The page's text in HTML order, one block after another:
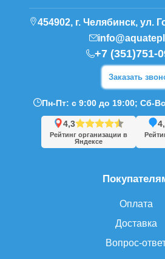
Оплата
Доставка
Вопрос-
454902, г. Челябинск, ул.
+7 (351)751-
Заказать
Пн-Пт: с 9:00 до 19:00; Сб-
4,3
Рейтинг организации в
Яндексе